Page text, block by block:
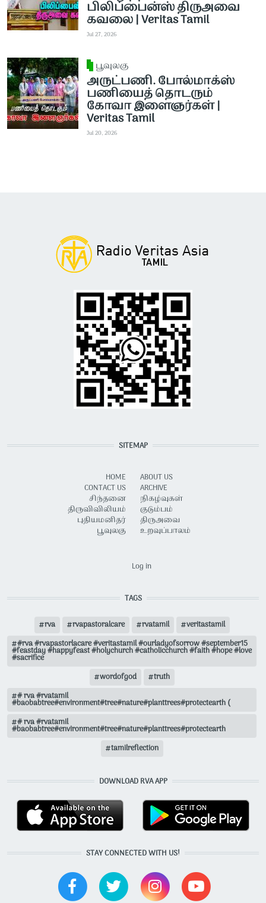
பிலிப்பைன்ஸ் திருஅவை
கவலை | Veritas Tamil
Jul 27, 2026
பூவுலகு
அருட்பணி. போல்மாக்ஸ்
பணியைத் தொடரும்
கோவா இளைஞர்கள் |
Veritas Tamil
Jul 20, 2026
SITEMAP
HOME
CONTACT US
சிந்தனை
திருவிவிலியம்
புதியமனிதர்
பூவுலகு
ABOUT US
ARCHIVE
நிகழ்வுகள்
குடும்பம்
திருஅவை
உறவுப்பாலம்
Log in
TAGS
rva rvapastoralcare rvatamil
veritastamil
#rva #rvapastorlacare #veritastamil #ourladyofsorrow #september15
#feastday #happyfeast #holychurch #catholicchurch #faith #hope #love
#sacrifice
wordofgod
truth
# rva #rvatamil
#baobabtree#environment#tree#nature#planttrees#protectearth (
# rva #rvatamil
#baobabtree#environment#tree#nature#planttrees#protectearth
tamilreflection
DOWNLOAD RVA APP
STAY CONNECTED WITH US!